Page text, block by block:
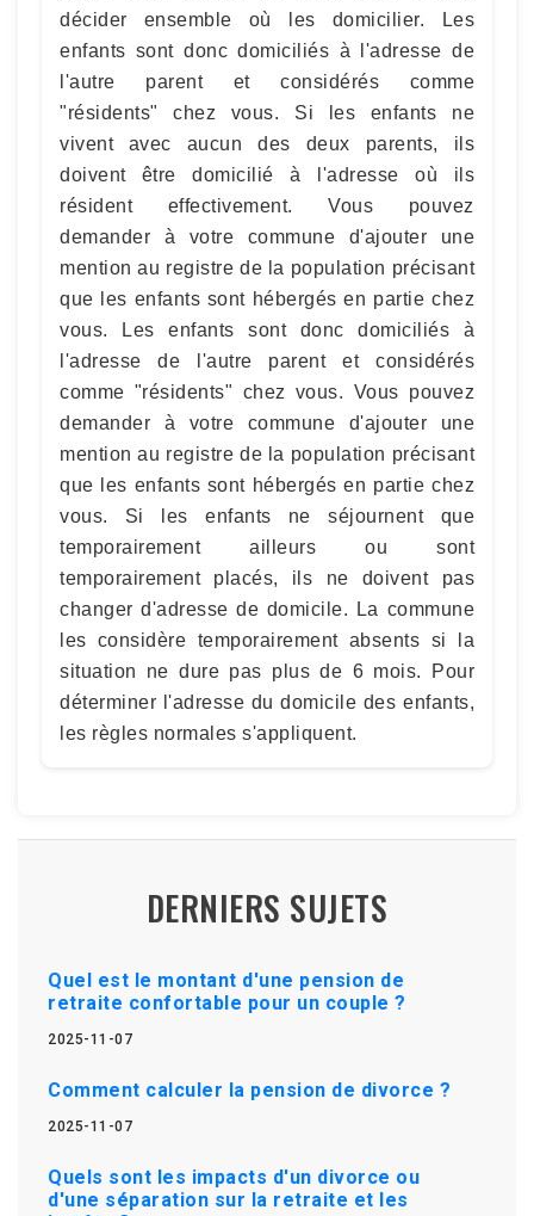
décider ensemble où les domicilier. Les
enfants sont donc domiciliés à l'adresse de
l'autre parent et considérés comme
"résidents" chez vous. Si les enfants ne
vivent avec aucun des deux parents, ils
doivent être domicilié à l'adresse où ils
résident effectivement. Vous pouvez
demander à votre commune d'ajouter une
mention au registre de la population précisant
que les enfants sont hébergés en partie chez
vous. Les enfants sont donc domiciliés à
l'adresse de l'autre parent et considérés
comme "résidents" chez vous. Vous pouvez
demander à votre commune d'ajouter une
mention au registre de la population précisant
que les enfants sont hébergés en partie chez
vous. Si les enfants ne séjournent que
temporairement ailleurs ou sont
temporairement placés, ils ne doivent pas
changer d'adresse de domicile. La commune
les considère temporairement absents si la
situation ne dure pas plus de 6 mois. Pour
déterminer l'adresse du domicile des enfants,
les règles normales s'appliquent.
DERNIERS SUJETS
Quel est le montant d'une pension de
retraite confortable pour un couple ?
2025-11-07
Comment calculer la pension de divorce ?
2025-11-07
Quels sont les impacts d'un divorce ou
d'une séparation sur la retraite et les